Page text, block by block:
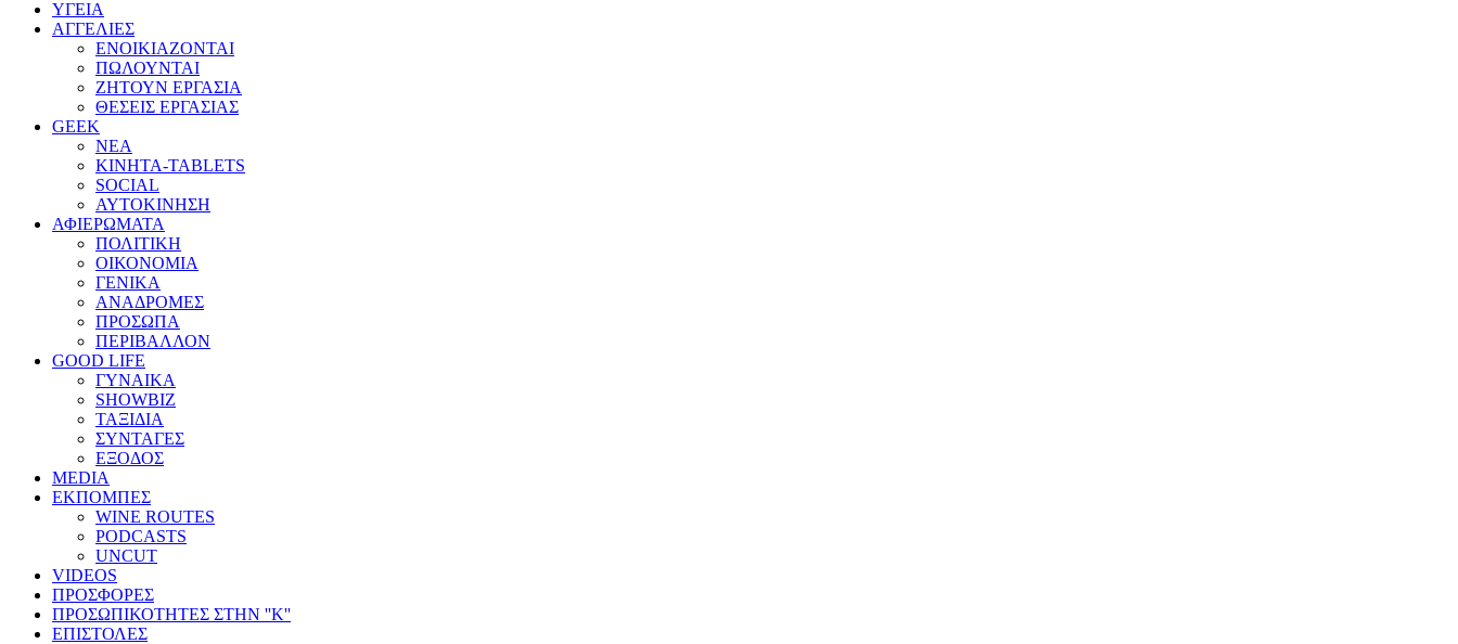
ΥΓΕΙΑ
ΑΓΓΕΛΙΕΣ
ΕΝΟΙΚΙΑΖΟΝΤΑΙ
ΠΩΛΟΥΝΤΑΙ
ΖΗΤΟΥΝ ΕΡΓΑΣΙΑ
ΘΕΣΕΙΣ ΕΡΓΑΣΙΑΣ
GEEK
ΝΕΑ
ΚΙΝΗΤΑ-TABLETS
SOCIAL
ΑΥΤΟΚΙΝΗΣΗ
ΑΦΙΕΡΩΜΑΤΑ
ΠΟΛΙΤΙΚΗ
ΟΙΚΟΝΟΜΙΑ
ΓΕΝΙΚΑ
ΑΝΑΔΡΟΜΕΣ
ΠΡΟΣΩΠΑ
ΠΕΡΙΒΑΛΛΟΝ
GOOD LIFE
ΓΥΝΑΙΚΑ
SHOWBIZ
ΤΑΞΙΔΙΑ
ΣΥΝΤΑΓΕΣ
ΕΞΟΔΟΣ
MEDIA
ΕΚΠΟΜΠΕΣ
WINE ROUTES
PODCASTS
UNCUT
VIDEOS
ΠΡΟΣΦΟΡΕΣ
ΠΡΟΣΩΠΙΚΟΤΗΤΕΣ ΣΤΗΝ ''Κ''
ΕΠΙΣΤΟΛΕΣ